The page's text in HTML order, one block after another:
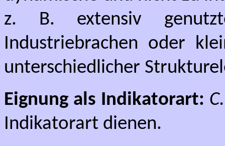
z. B. extensiv
Industriebrachen oder
unterschiedlicher
Eignung als Indikatorart:
Indikatorart dienen.